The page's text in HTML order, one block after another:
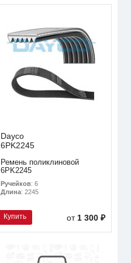
Dayco
6PK2245
Ремень поликлиновой
6PK2245
Ручейков: 6
Длина: 2245
Купить от1 300 ₽